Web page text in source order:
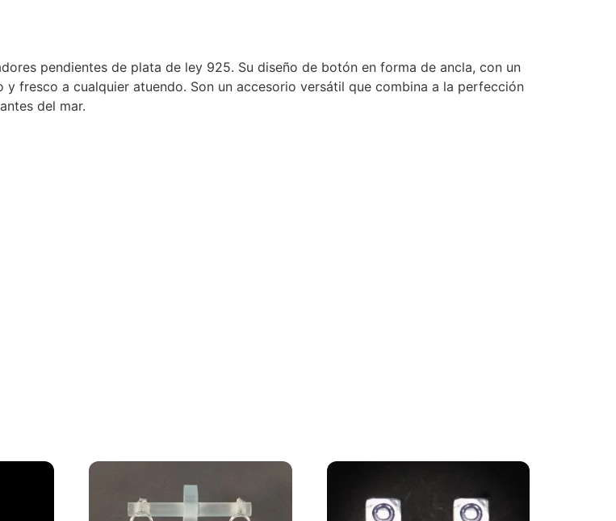
pendientes de plata de ley 925. Su diseño de botón en forma de ancla, con un
fresco a cualquier atuendo. Son un accesorio versátil que combina a la perfección
del mar.